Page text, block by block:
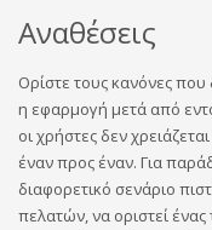
Αναθέσεις
Ορίστε τους κανόνες που
η εφαρμογή μετά από
οι χρήστες δεν
έναν προς έναν. Για
διαφορετικό σενάριο
πελατών, να οριστεί ένας